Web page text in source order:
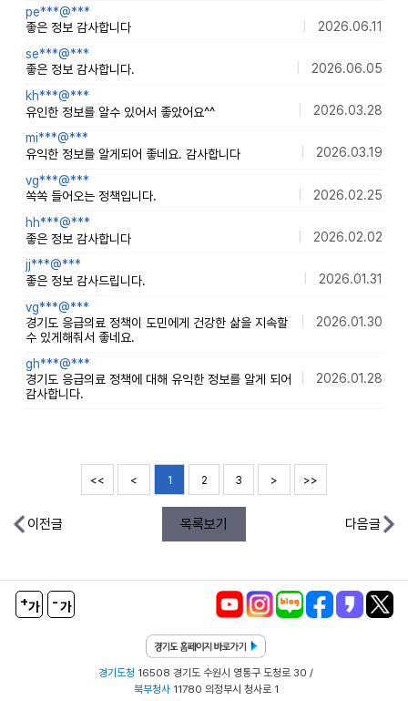
pe***@***
2026.06.11
좋은 정보 감사합니다
se***@***
2026.06.05
좋은 정보 감사합니다.
kh***@***
2026.03.28
유인한 정보를 알수 있어서 좋았어요^^
mi***@***
2026.03.19
유익한 정보를 알게되어 좋네요. 감사합니다
vg***@***
2026.02.25
쏙쏙 들어오는 정책입니다.
hh***@***
2026.02.02
좋은 정보 감사합니다
jj***@***
2026.01.31
좋은 정보 감사드립니다.
vg***@***
2026.01.30
경기도 응급의료 정책이 도민에게 건강한 삶을 지속할
수 있게해줘서 좋네요.
gh***@***
2026.01.28
경기도 응급의료 정책에 대해 유익한 정보를 알게 되어
감사합니다.
<< < 1 2 3 > >>
이전글 목록보기 다음글
+가 -가
경기도청 16508 경기도 수원시 영통구 도청로 30 /
북부청사11780 의정부시 청사로 1